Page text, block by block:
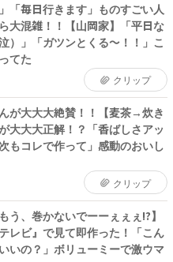
「毎日行きます」ものすごい人
大混雑！！【山岡家】「平日な
）」「ガツンとくる〜！！」こ
てた
クリップ
が大大大絶賛！！【麦茶→炊き
大大大正解！？「香ばしさアッ
もコレで作って」感動のおいし
クリップ
う、巻かないでーーぇぇぇ!?】
レビ』で見て即作った！「こん
いの？」ボリューミーで激ウマ